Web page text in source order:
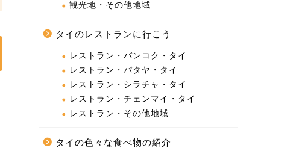
観光地・その他地域
タイのレストランに行こう
レストラン・バンコク・タイ
レストラン・パタヤ・タイ
レストラン・シラチャ・タイ
レストラン・チェンマイ・タイ
レストラン・その他地域
タイの色々な食べ物の紹介